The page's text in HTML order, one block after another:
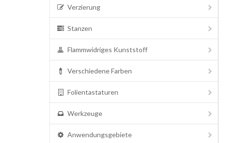
Verzierung
Stanzen
Flammwidriges Kunststoff
Verschiedene Farben
Folientastaturen
Werkzeuge
Anwendungsgebiete